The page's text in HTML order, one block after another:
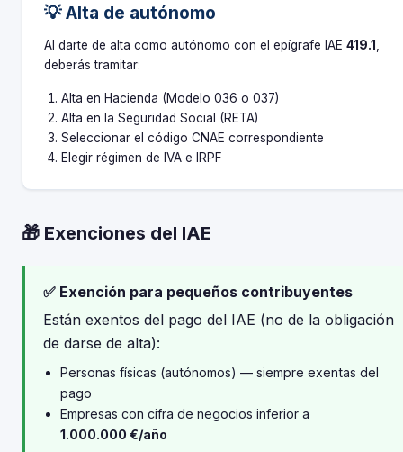
💡 Alta de autónomo
Al darte de alta como autónomo con el epígrafe IAE 419.1 ,
deberás tramitar:
Alta en Hacienda (Modelo 036 o 037)
Alta en la Seguridad Social (RETA)
Seleccionar el código CNAE correspondiente
Elegir régimen de IVA e IRPF
🎁 Exenciones del IAE
✅ Exención para pequeños contribuyentes
Están exentos del pago del IAE (no de la obligación
de darse de alta):
Personas físicas (autónomos) — siempre exentas del
pago
Empresas con cifra de negocios inferior a
1.000.000 €/año